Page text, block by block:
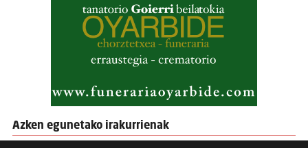
Azken egunetako irakurrienak